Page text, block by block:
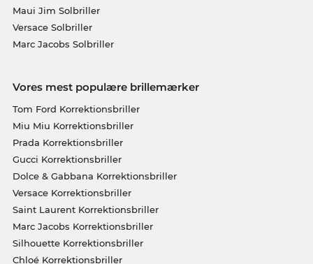
Maui Jim Solbriller
Versace Solbriller
Marc Jacobs Solbriller
Vores mest populære brillemærker
Tom Ford Korrektionsbriller
Miu Miu Korrektionsbriller
Prada Korrektionsbriller
Gucci Korrektionsbriller
Dolce & Gabbana Korrektionsbriller
Versace Korrektionsbriller
Saint Laurent Korrektionsbriller
Marc Jacobs Korrektionsbriller
Silhouette Korrektionsbriller
Chloé Korrektionsbriller